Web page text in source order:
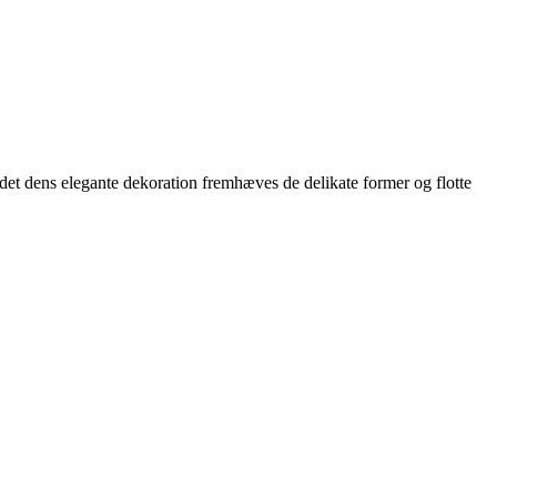
dens elegante dekoration fremhæves de delikate former og flotte